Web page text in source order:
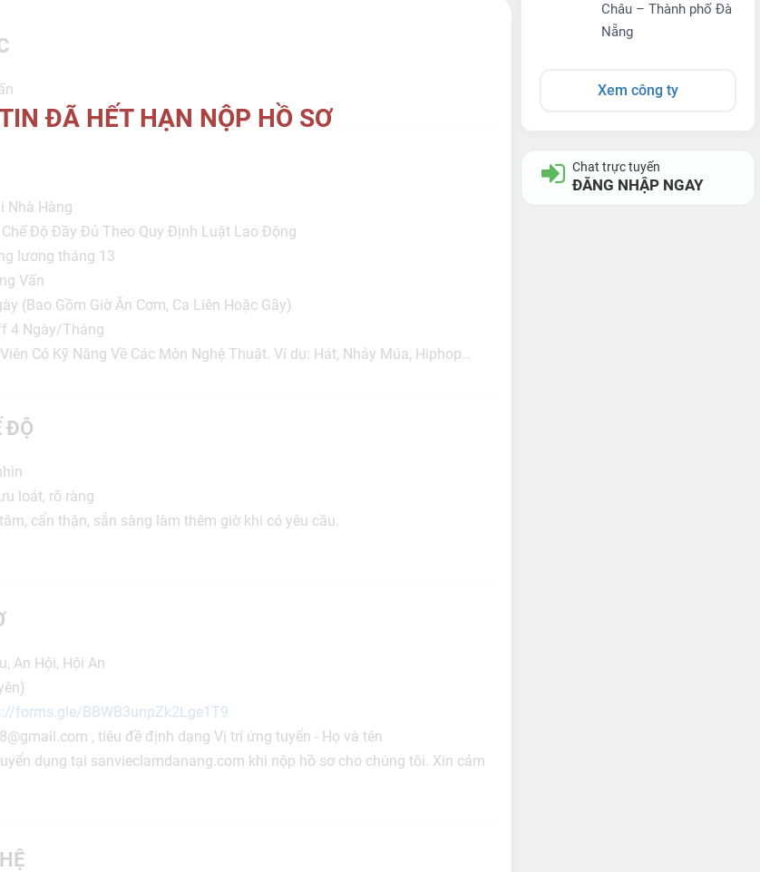
ĐÃ HẾT HẠN NỘP HỒ SƠ
Nhà Hàng
Chế Độ Đầy Đủ Theo Quy Định Luật Lao Động
lương tháng 13
Vấn
(Bao Gồm Giờ Ăn Cơm, Ca Liên Hoặc Gãy)
4 Ngày/Tháng
Có Kỹ Năng Về Các Môn Nghệ Thuật. Ví dụ: Hát, Nhảy Múa, Hiphop…
ĐỘ
loát, rõ ràng
cẩn thận, sẵn sàng làm thêm giờ khi có yêu cầu.
An Hội, Hội An
forms.gle/BBWB3unpZk2Lge1T9
, tiêu đề định dạng Vị trí ứng tuyển - Họ và tên
dụng tại sanvieclamdanang.com khi nộp hồ sơ cho chúng tôi. Xin cảm
Châu – Thành phố Đà
Nẵng
Xem công ty
Chat trực tuyến
ĐĂNG NHẬP NGAY